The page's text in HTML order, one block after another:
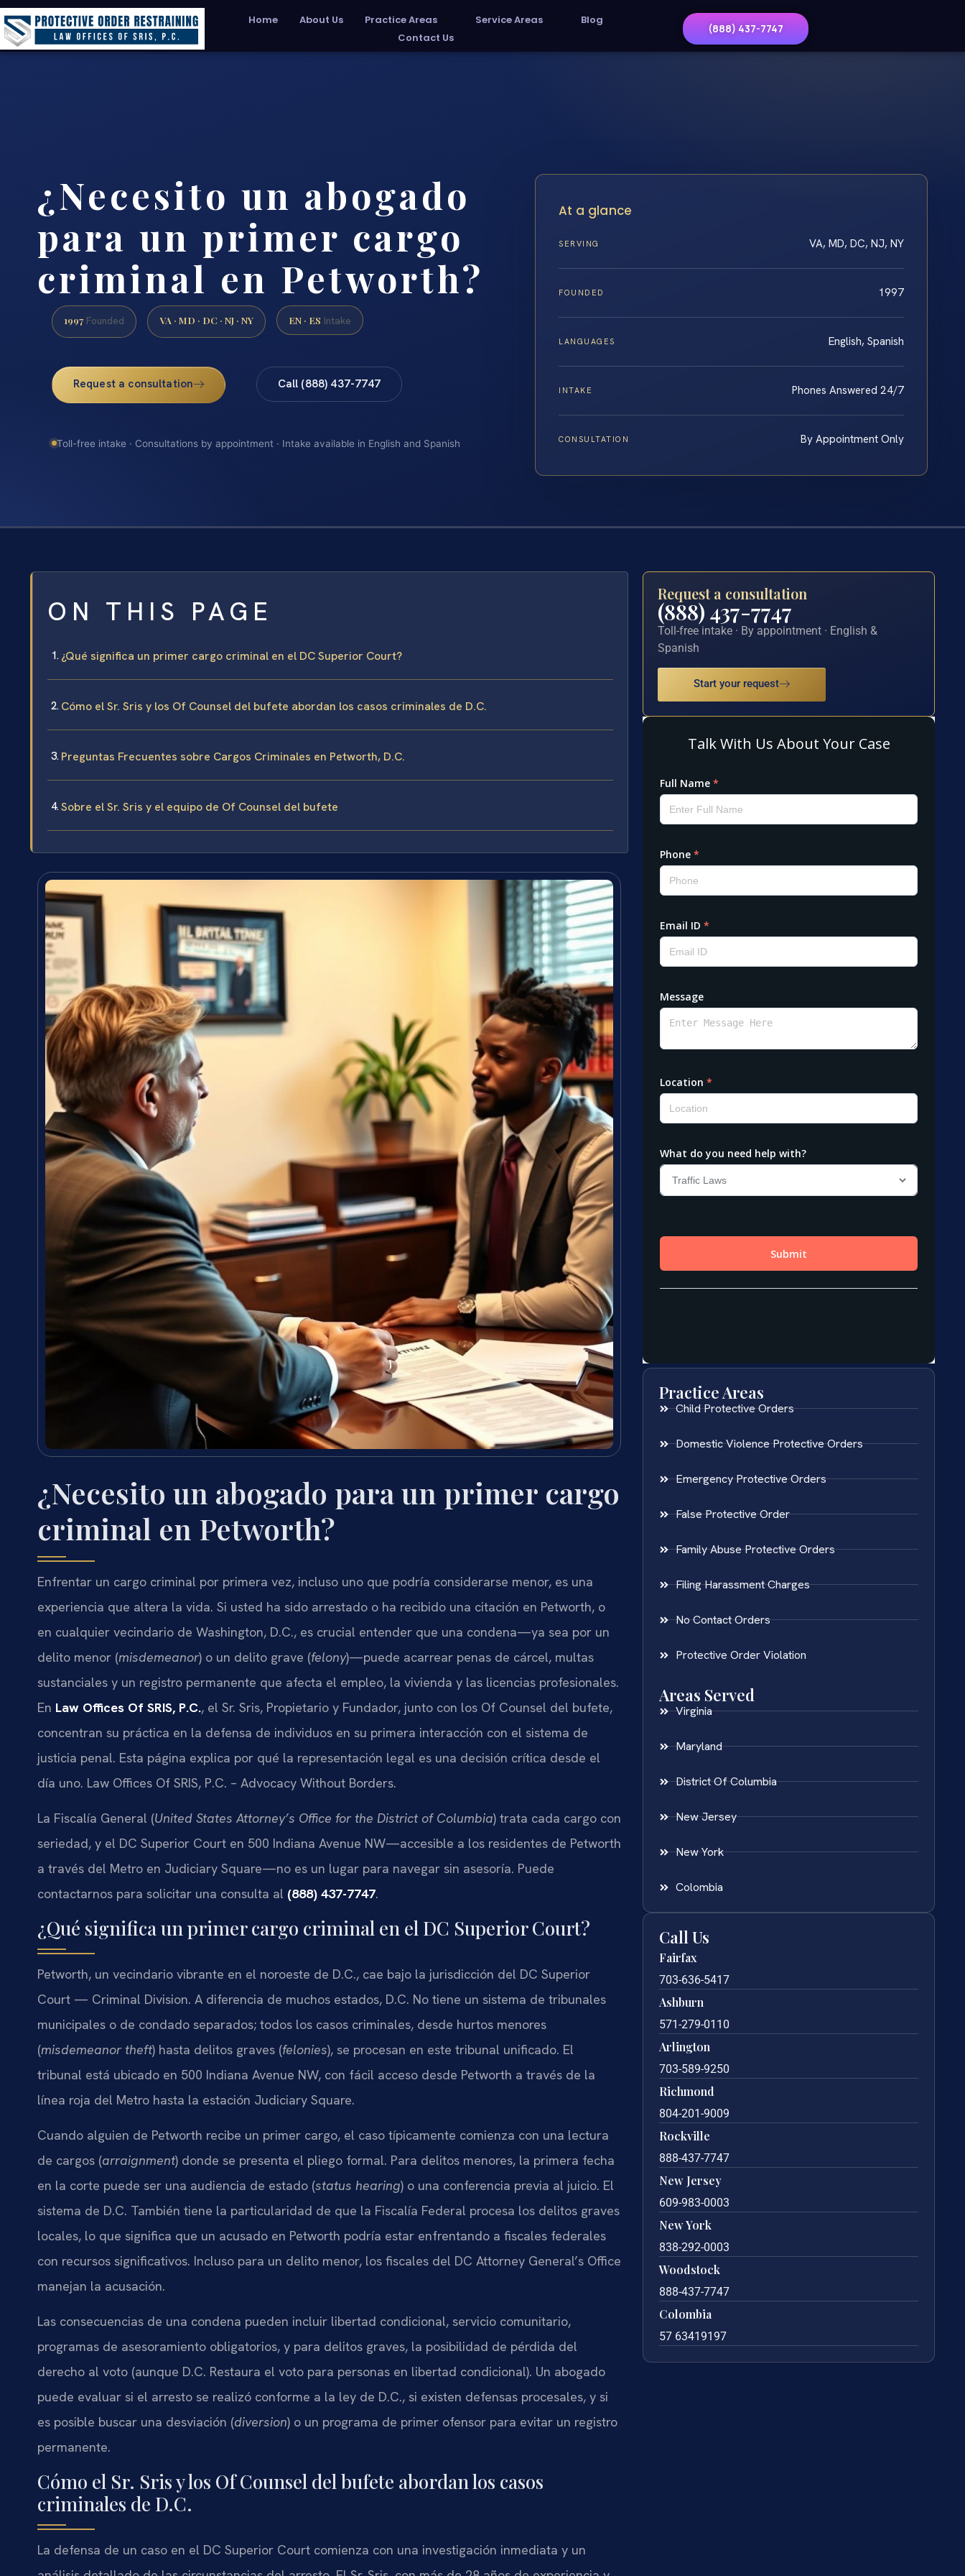
Home About Us Practice Areas Service Areas
Blog
Contact Us
(888) 437-7747
¿Necesito un abogado
para un primer cargo
criminal en Petworth?
1997 Founded VA · MD · DC · NJ · NY EN · ES Intake
Request a consultation Call (888) 437-7747
Toll-free intake · Consultations by appointment · Intake available in English and Spanish
At a glance
SERVING VA, MD, DC, NJ, NY
FOUNDED 1997
LANGUAGES English, Spanish
INTAKE Phones Answered 24/7
CONSULTATION By Appointment Only
ON THIS PAGE
¿Qué significa un primer cargo criminal en el DC Superior Court?
Cómo el Sr. Sris y los Of Counsel del bufete abordan los casos criminales de D.C.
Preguntas Frecuentes sobre Cargos Criminales en Petworth, D.C.
Sobre el Sr. Sris y el equipo de Of Counsel del bufete
¿Necesito un abogado para un primer cargo
criminal en Petworth?
Enfrentar un cargo criminal por primera vez, incluso uno que podría considerarse menor, es una
experiencia que altera la vida. Si usted ha sido arrestado o ha recibido una citación en Petworth, o
en cualquier vecindario de Washington, D.C., es crucial entender que una condena—ya sea por un
delito menor (misdemeanor) o un delito grave (felony)—puede acarrear penas de cárcel, multas
sustanciales y un registro permanente que afecta el empleo, la vivienda y las licencias profesionales.
En Law Offices Of SRIS, P.C., el Sr. Sris, Propietario y Fundador, junto con los Of Counsel del bufete,
concentran su práctica en la defensa de individuos en su primera interacción con el sistema de
justicia penal. Esta página explica por qué la representación legal es una decisión crítica desde el
día uno. Law Offices Of SRIS, P.C. – Advocacy Without Borders.
La Fiscalía General (United States Attorney’s Office for the District of Columbia) trata cada cargo con
seriedad, y el DC Superior Court en 500 Indiana Avenue NW—accesible a los residentes de Petworth
a través del Metro en Judiciary Square—no es un lugar para navegar sin asesoría. Puede
contactarnos para solicitar una consulta al (888) 437-7747.
¿Qué significa un primer cargo criminal en el DC Superior Court?
Petworth, un vecindario vibrante en el noroeste de D.C., cae bajo la jurisdicción del DC Superior
Court — Criminal Division. A diferencia de muchos estados, D.C. No tiene un sistema de tribunales
municipales o de condado separados; todos los casos criminales, desde hurtos menores
(misdemeanor theft) hasta delitos graves (felonies), se procesan en este tribunal unificado. El
tribunal está ubicado en 500 Indiana Avenue NW, con fácil acceso desde Petworth a través de la
línea roja del Metro hasta la estación Judiciary Square.
Cuando alguien de Petworth recibe un primer cargo, el caso típicamente comienza con una lectura
de cargos (arraignment) donde se presenta el pliego formal. Para delitos menores, la primera fecha
en la corte puede ser una audiencia de estado (status hearing) o una conferencia previa al juicio. El
sistema de D.C. También tiene la particularidad de que la Fiscalía Federal procesa los delitos graves
locales, lo que significa que un acusado en Petworth podría estar enfrentando a fiscales federales
con recursos significativos. Incluso para un delito menor, los fiscales del DC Attorney General’s Office
manejan la acusación.
Las consecuencias de una condena pueden incluir libertad condicional, servicio comunitario,
programas de asesoramiento obligatorios, y para delitos graves, la posibilidad de pérdida del
derecho al voto (aunque D.C. Restaura el voto para personas en libertad condicional). Un abogado
puede evaluar si el arresto se realizó conforme a la ley de D.C., si existen defensas procesales, y si
es posible buscar una desviación (diversion) o un programa de primer ofensor para evitar un registro
permanente.
Cómo el Sr. Sris y los Of Counsel del bufete abordan los casos
criminales de D.C.
La defensa de un caso en el DC Superior Court comienza con una investigación inmediata y un
Request a consultation
(888) 437-7747
Toll-free intake · By appointment · English &
Spanish
Start your request
Practice Areas
Child Protective Orders
Domestic Violence Protective Orders
Emergency Protective Orders
False Protective Order
Family Abuse Protective Orders
Filing Harassment Charges
No Contact Orders
Protective Order Violation
Areas Served
Virginia
Maryland
District Of Columbia
New Jersey
New York
Colombia
Call Us
Fairfax
703-636-5417
Ashburn
571-279-0110
Arlington
703-589-9250
Richmond
804-201-9009
Rockville
888-437-7747
New Jersey
609-983-0003
New York
838-292-0003
Woodstock
888-437-7747
Colombia
57 63419197